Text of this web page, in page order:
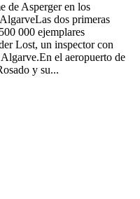
de Asperger en los
dos primeras
000 ejemplares
Lost, un inspector con
el aeropuerto de
y su...